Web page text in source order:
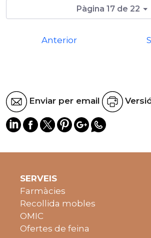
Pàgina 17 de 22
Anterior
Enviar per email
SERVEIS
Farmàcies
Recollida mobles
OMIC
Ofertes de feina